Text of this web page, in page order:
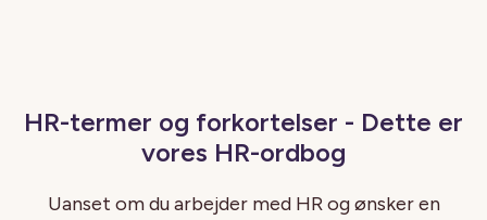
HR-termer og forkortelser - Dette er
vores HR-ordbog
Uanset om du arbejder med HR og ønsker en